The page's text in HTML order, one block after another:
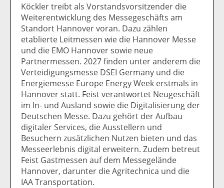
Köckler treibt als Vorstandsvorsitzender die
Weiterentwicklung des Messegeschäfts am
Standort Hannover voran. Dazu zählen
etablierte Leitmessen wie die Hannover Messe
und die EMO Hannover sowie neue
Partnermessen. 2027 finden unter anderem die
Verteidigungsmesse DSEI Germany und die
Energiemesse Europe Energy Week erstmals in
Hannover statt. Feist verantwortet Neugeschäft
im In- und Ausland sowie die Digitalisierung der
Deutschen Messe. Dazu gehört der Aufbau
digitaler Services, die Ausstellern und
Besuchern zusätzlichen Nutzen bieten und das
Messeerlebnis digital erweitern. Zudem betreut
Feist Gastmessen auf dem Messegelände
Hannover, darunter die Agritechnica und die
IAA Transportation.